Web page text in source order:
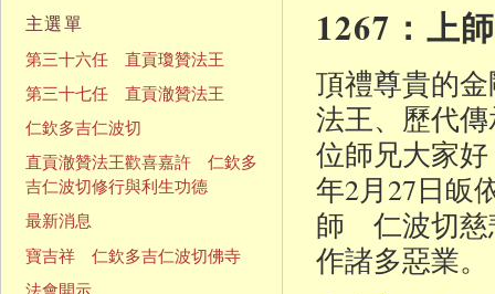
1267：上
頂禮尊貴的
法王、歷代
位師兄大家
年2月27日皈
師 仁波切慈
作諸多惡業。
主選單
第三十六任 直貢瓊贊法王
第三十七任 直貢澈贊法王
仁欽多吉仁波切
直貢澈贊法王歡喜嘉許 仁欽多
吉仁波切修行與利生功德
最新消息
寶吉祥 仁欽多吉仁波切佛寺
法會開示